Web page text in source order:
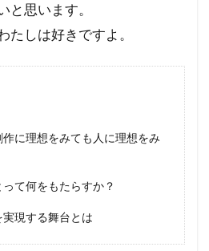
と思います。
しは好きですよ。
に理想をみても人に理想をみ
て何をもたらすか？
実現する舞台とは